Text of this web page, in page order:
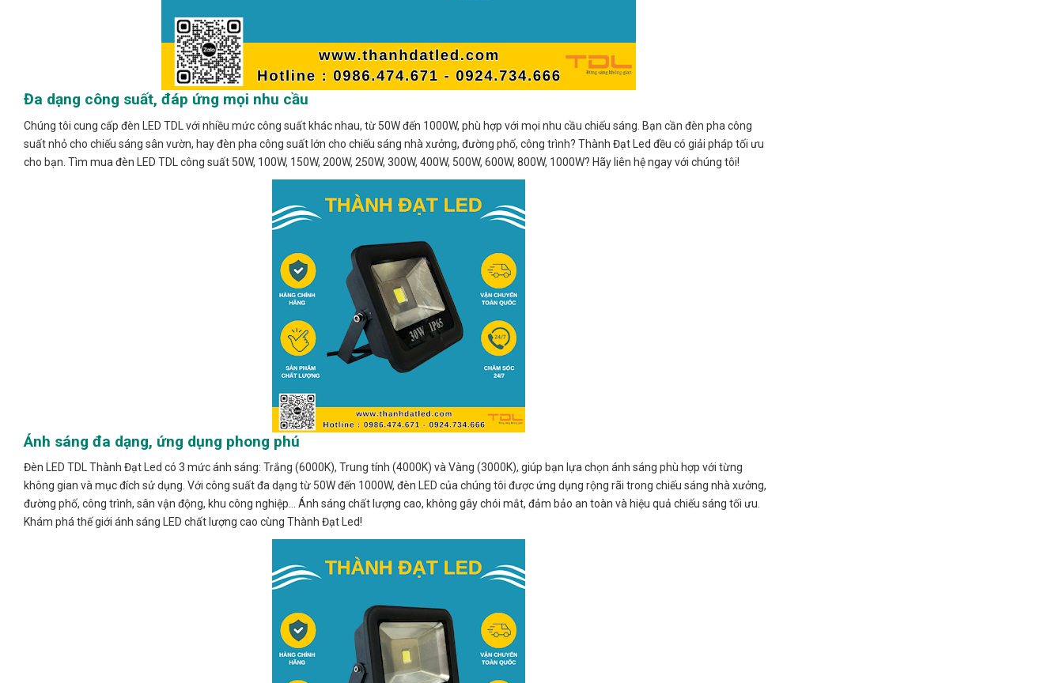
Đa dạng công suất, đáp ứng mọi nhu cầu
Chúng tôi cung cấp đèn LED TDL với nhiều mức công suất khác nhau, từ 50W đến 1000W, phù hợp với mọi nhu cầu chiếu sáng. Bạn cần đèn pha công
suất nhỏ cho chiếu sáng sân vườn, hay đèn pha công suất lớn cho chiếu sáng nhà xưởng, đường phố, công trình? Thành Đạt Led đều có giải pháp tối ưu
cho bạn. Tìm mua đèn LED TDL công suất 50W, 100W, 150W, 200W, 250W, 300W, 400W, 500W, 600W, 800W, 1000W? Hãy liên hệ ngay với chúng tôi!
Ánh sáng đa dạng, ứng dụng phong phú
Đèn LED TDL Thành Đạt Led có 3 mức ánh sáng: Trắng (6000K), Trung tính (4000K) và Vàng (3000K), giúp bạn lựa chọn ánh sáng phù hợp với từng
không gian và mục đích sử dụng. Với công suất đa dạng từ 50W đến 1000W, đèn LED của chúng tôi được ứng dụng rộng rãi trong chiếu sáng nhà xưởng,
đường phố, công trình, sân vận động, khu công nghiệp… Ánh sáng chất lượng cao, không gây chói mắt, đảm bảo an toàn và hiệu quả chiếu sáng tối ưu.
Khám phá thế giới ánh sáng LED chất lượng cao cùng Thành Đạt Led!